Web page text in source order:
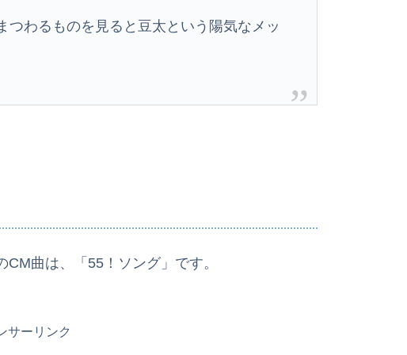
つわるものを見ると豆太という陽気なメッ
曲は、「55！ソング」です。
サーリンク